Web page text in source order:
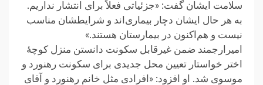
سلامت ایشان گفت: «جزئیاتی فعلاً برای انتشار نداریم.
به هر حال ایشان دچار بیماری‌اند و شرایطشان مناسب
نیست و هم‌اکنون در بیمارستان هستند.»
امیرارجمند ضمن غیرقابل سکونت دانستن منزل کوچهٔ
اختر خواستار تعیین محل جدیدی برای سکونت رهنورد و
موسوی شد. او افزود: «افرادی مثل خانم رهنورد و آقای